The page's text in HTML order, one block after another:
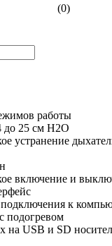
(0)
работы
до 25 см Н2О
устранение
включение и
к
подогревом
на USB и SD